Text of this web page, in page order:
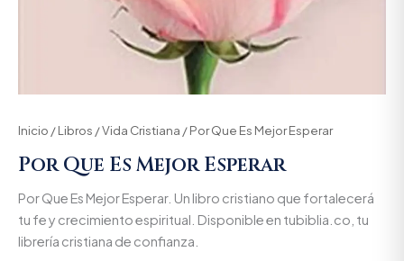
Inicio /Libros /Vida Cristiana / Por Que Es Mejor Esperar
Por Que Es Mejor Esperar
Por Que Es Mejor Esperar. Un libro cristiano que fortalecerá
tu fe y crecimiento espiritual. Disponible en tubiblia.co, tu
librería cristiana de confianza.